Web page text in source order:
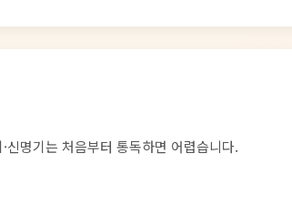
신명기는 처음부터 통독하면 어렵습니다.